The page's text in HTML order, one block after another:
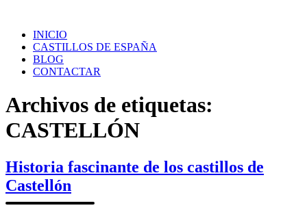
contenidoINICIO
CASTILLOS DE ESPAÑA
BLOG
CONTACTAR
Archivos de etiquetas:
CASTELLÓN
Historia fascinante de los castillos de
Castellón